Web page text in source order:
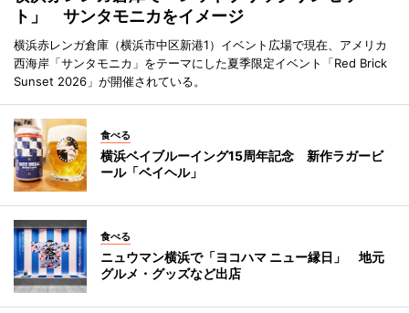
ト」 サンタモニカをイメージ
横浜赤レンガ倉庫（横浜市中区新港1）イベント広場で現在、アメリカ
西海岸「サンタモニカ」をテーマにした夏季限定イベント「Red Brick
Sunset 2026」が開催されている。
食べる
横浜ベイブルーイング15周年記念 新作ラガービ
ール「ベイヘル」
食べる
ニュウマン横浜で「ヨコハマ ニュー縁日」 地元
グルメ・グッズなど出店